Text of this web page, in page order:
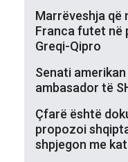
Marrëveshja që
Franca futet në
Greqi-Qipro
Senati
ambasador të
Çfarë është
propozoi
shpjegon me